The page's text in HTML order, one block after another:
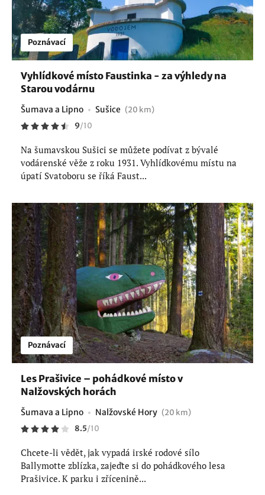
Poznávací
Vyhlídkové místo Faustinka - za výhledy na
Starou vodárnu
Šumava a Lipno Sušice (20 km)
9/10
Na šumavskou Sušici se můžete podívat z bývalé
vodárenské věže z roku 1931. Vyhlídkovému místu na
úpatí Svatoboru se říká Faust...
Poznávací
Les Prašivice – pohádkové místo v
Nalžovských horách
Šumava a Lipno Nalžovské Hory (20 km)
8.5/10
Chcete-li vědět, jak vypadá irské rodové sílo
Ballymotte zblízka, zajeďte si do pohádkového lesa
Prašivice. K parku i zřícenině...